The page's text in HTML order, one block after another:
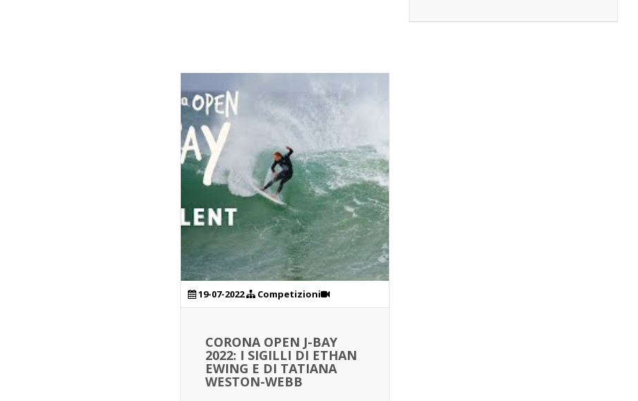
19-07-2022 Competizioni
CORONA OPEN J-BAY
2022: I SIGILLI DI ETHAN
EWING E DI TATIANA
WESTON-WEBB